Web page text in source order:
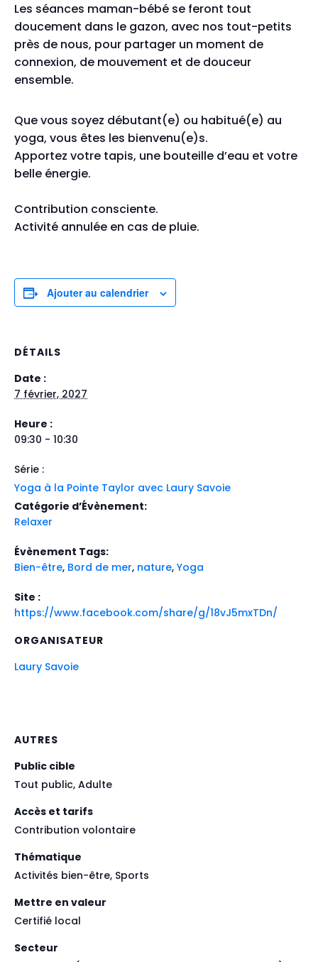
Les séances maman-bébé se feront tout
doucement dans le gazon, avec nos tout-petits
près de nous, pour partager un moment de
connexion, de mouvement et de douceur
ensemble.
Que vous soyez débutant(e) ou habitué(e) au
yoga, vous êtes les bienvenu(e)s.
Apportez votre tapis, une bouteille d’eau et votre
belle énergie.
Contribution consciente.
Activité annulée en cas de pluie.
Ajouter au calendrier
DÉTAILS
Date :
7 février, 2027
Heure :
09:30 - 10:30
Série :
Yoga à la Pointe Taylor avec Laury Savoie
Catégorie d’Évènement:
Relaxer
Évènement Tags:
Bien-être, Bord de mer, nature, Yoga
Site :
https://www.facebook.com/share/g/18vJ5mxTDn/
ORGANISATEUR
Laury Savoie
AUTRES
Public cible
Tout public, Adulte
Accès et tarifs
Contribution volontaire
Thématique
Activités bien-être, Sports
Mettre en valeur
Certifié local
Secteur